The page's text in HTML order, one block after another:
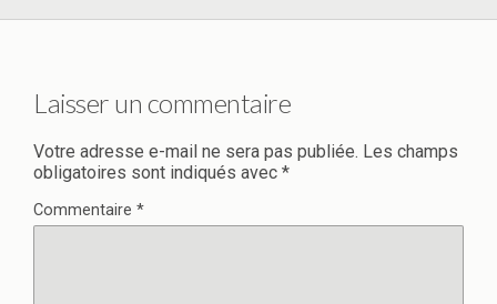
Laisser un commentaire
Votre adresse e-mail ne sera pas publiée. Les champs
obligatoires sont indiqués avec *
Commentaire *